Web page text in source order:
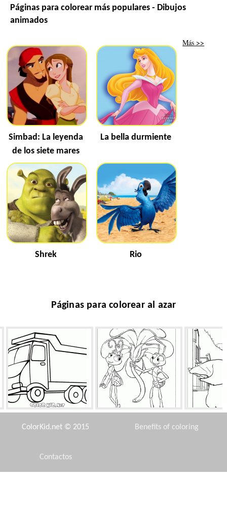
Páginas para colorear más populares - Dibujos
animados
Simbad: La leyenda
de los siete mares
La bella durmiente
Shrek Rio
Más >>
Páginas para colorear al azar
Camión de juguete Regalo Por
ColorKid.net © 2015 Benefits of coloring
Contactos